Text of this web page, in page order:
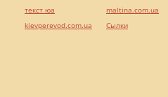
текст юа
kievperevod.com.ua
maltina.com.ua
Cылки